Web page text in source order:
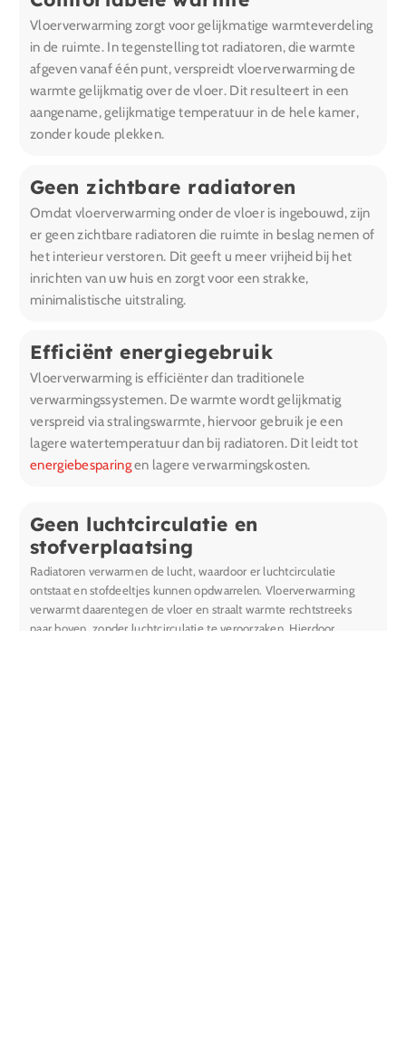
Vloerverwarming zorgt voor gelijkmatige warmteverdeling
in de ruimte. In tegenstelling tot radiatoren, die warmte
afgeven vanaf één punt, verspreidt vloerverwarming de
warmte gelijkmatig over de vloer. Dit resulteert in een
aangename, gelijkmatige temperatuur in de hele kamer,
zonder koude plekken.
Geen zichtbare radiatoren
Omdat vloerverwarming onder de vloer is ingebouwd, zijn
er geen zichtbare radiatoren die ruimte in beslag nemen of
het interieur verstoren. Dit geeft u meer vrijheid bij het
inrichten van uw huis en zorgt voor een strakke,
minimalistische uitstraling.
Efficiënt energiegebruik
Vloerverwarming is efficiënter dan traditionele
verwarmingssystemen. De warmte wordt gelijkmatig
verspreid via stralingswarmte, hiervoor gebruik je een
lagere watertemperatuur dan bij radiatoren. Dit leidt tot
energiebesparingen lagere verwarmingskosten.
Geen luchtcirculatie en
stofverplaatsing
Radiatoren verwarmen de lucht, waardoor er luchtcirculatie
ontstaat en stofdeeltjes kunnen opdwarrelen. Vloerverwarming
verwarmt daarentegen de vloer en straalt warmte rechtstreeks
naar boven, zonder luchtcirculatie te veroorzaken. Hierdoor